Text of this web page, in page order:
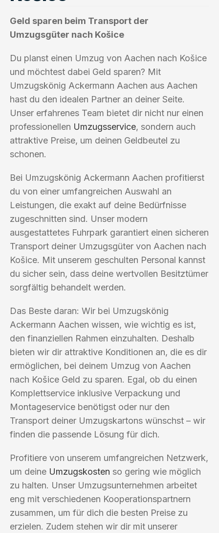
Geld sparen beim Transport der
Umzugsgüter nach Košice
Du planst einen Umzug von Aachen nach Košice
und möchtest dabei Geld sparen? Mit
Umzugskönig Ackermann Aachen aus Aachen
hast du den idealen Partner an deiner Seite.
Unser erfahrenes Team bietet dir nicht nur einen
professionellen Umzugsservice, sondern auch
attraktive Preise, um deinen Geldbeutel zu
schonen.
Bei Umzugskönig Ackermann Aachen profitierst
du von einer umfangreichen Auswahl an
Leistungen, die exakt auf deine Bedürfnisse
zugeschnitten sind. Unser modern
ausgestattetes Fuhrpark garantiert einen sicheren
Transport deiner Umzugsgüter von Aachen nach
Košice. Mit unserem geschulten Personal kannst
du sicher sein, dass deine wertvollen Besitztümer
sorgfältig behandelt werden.
Das Beste daran: Wir bei Umzugskönig
Ackermann Aachen wissen, wie wichtig es ist,
den finanziellen Rahmen einzuhalten. Deshalb
bieten wir dir attraktive Konditionen an, die es dir
ermöglichen, bei deinem Umzug von Aachen
nach Košice Geld zu sparen. Egal, ob du einen
Komplettservice inklusive Verpackung und
Montageservice benötigst oder nur den
Transport deiner Umzugskartons wünschst – wir
finden die passende Lösung für dich.
Profitiere von unserem umfangreichen Netzwerk,
um deine Umzugskosten so gering wie möglich
zu halten. Unser Umzugsunternehmen arbeitet
eng mit verschiedenen Kooperationspartnern
zusammen, um für dich die besten Preise zu
erzielen. Zudem stehen wir dir mit unserer